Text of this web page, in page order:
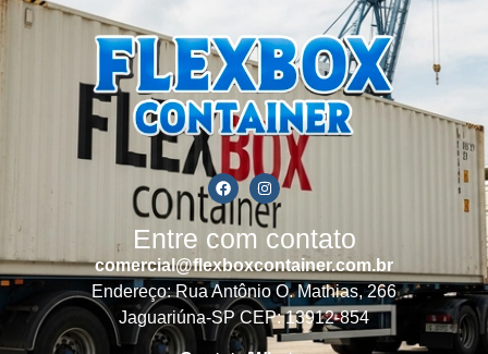
Entre com contato
comercial@flexboxcontainer.com.br
Endereço: Rua Antônio O. Mathias, 266
Jaguariúna-SP CEP: 13912-854